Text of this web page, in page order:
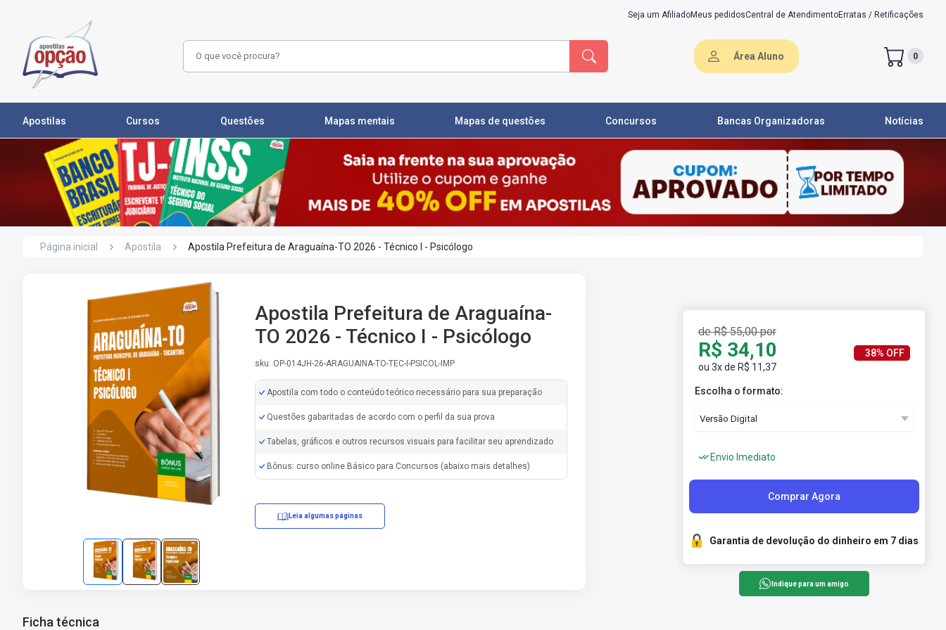
Seja um AfiliadoMeus pedidosCentral de AtendimentoErratas / Retificações
Área Aluno 0
Apostilas Cursos Questões Mapas mentais Mapas de questões Concursos Bancas Organizadoras Notícias
Página inicial Apostila Apostila Prefeitura de Araguaína-TO 2026 - Técnico I - Psicólogo
Apostila Prefeitura de Araguaína-
TO 2026 - Técnico I - Psicólogo
sku: OP-014JH-26-ARAGUAINA-TO-TEC-I-PSICOL-IMP
Apostila com todo o conteúdo teórico necessário para sua preparação
Questões gabaritadas de acordo com o perfil da sua prova
Tabelas, gráficos e outros recursos visuais para facilitar seu aprendizado
Bônus: curso online Básico para Concursos (abaixo mais detalhes)
Leia algumas páginas
Ficha técnica
de R$ 55,00 por
R$ 34,10
ou 3x de R$ 11,37
38% OFF
Escolha o formato:
Envio Imediato
Comprar Agora
Garantia de devolução do dinheiro em 7 dias
Indique para um amigo